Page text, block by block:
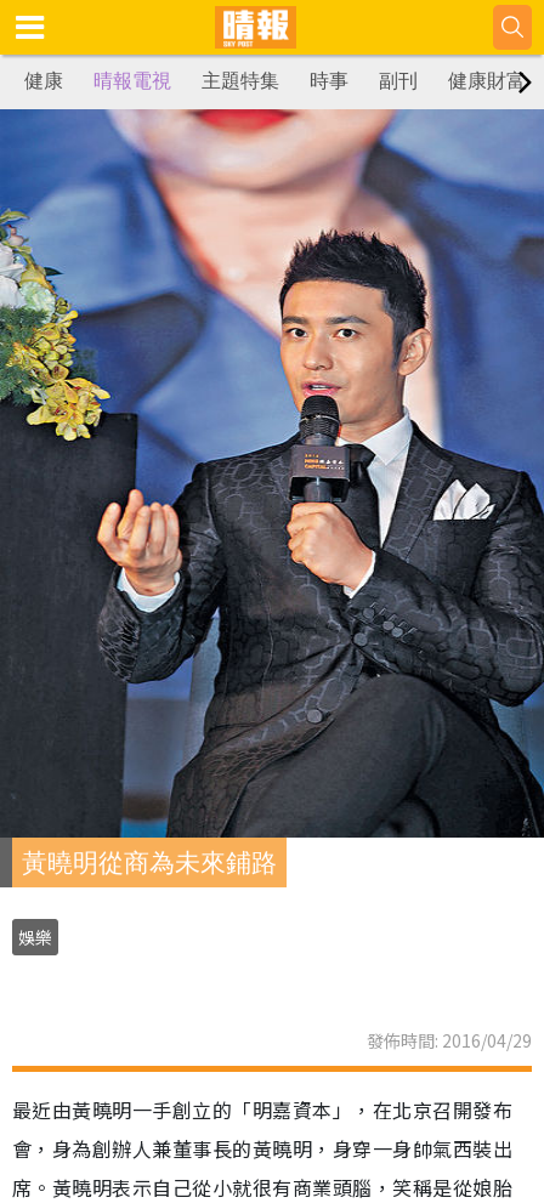
健康 晴報電視 主題特集 時事 副刊 健康財富
黃曉明從商為未來鋪路
娛樂
發佈時間: 2016/04/29
最近由黃曉明一手創立的「明嘉資本」，在北京召開發布
會，身為創辦人兼董事長的黃曉明，身穿一身帥氣西裝出
席。黃曉明表示自己從小就很有商業頭腦，笑稱是從娘胎